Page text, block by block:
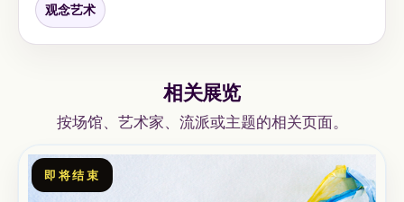
观念艺术
相关展览
按场馆、艺术家、流派或主题的相关页面。
即将结束